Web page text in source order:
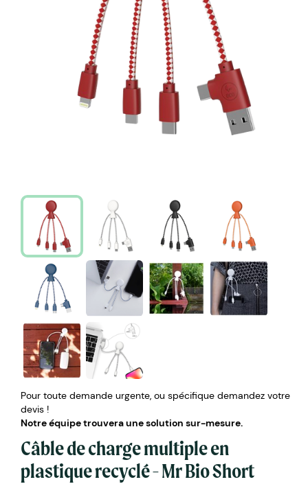
Pour toute demande urgente, ou spécifique demandez votre
devis !
Notre équipe trouvera une solution sur-mesure.
Câble de charge multiple en
plastique recyclé - Mr Bio Short